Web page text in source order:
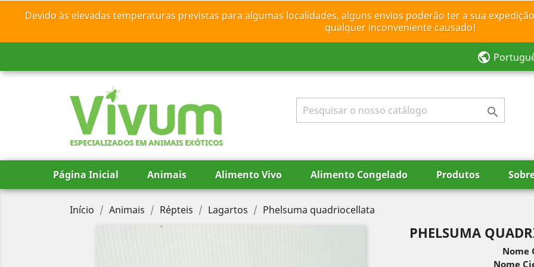
Devido às elevadas temperaturas previstas para algumas localidades, alguns envios poderão ter a sua
qualquer inconveniente causado!
public
ESPECIALIZADOS EM ANIMAIS EXÓTICOS

Página Inicial Animais Alimento Vivo Alimento Congelado Produtos
Início Animais Répteis Lagartos Phelsuma quadriocellata
PHELSUMA
Nome
Nome